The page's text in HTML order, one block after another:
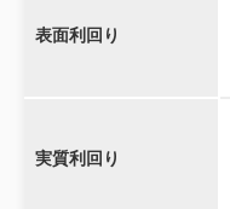
表面利回り
実質利回り